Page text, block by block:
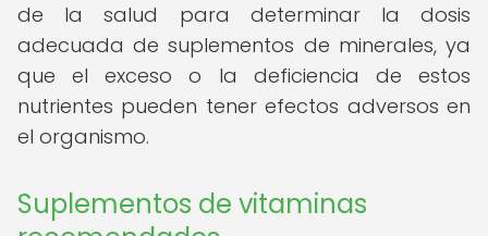
de la salud para determinar la dosis
adecuada de suplementos de minerales, ya
que el exceso o la deficiencia de estos
nutrientes pueden tener efectos adversos en
el organismo.
Suplementos de vitaminas